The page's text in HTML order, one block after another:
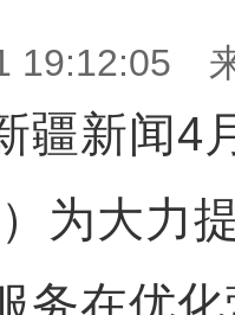
19:12:05
新闻4
为大力
务在优